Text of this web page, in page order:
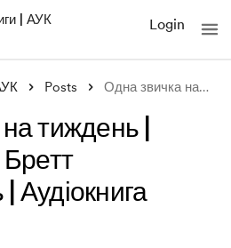
| АУК
Login
Posts Одна звичка на тиждень | Тиждень 22 | Бр
тиждень |
Аудіокнига